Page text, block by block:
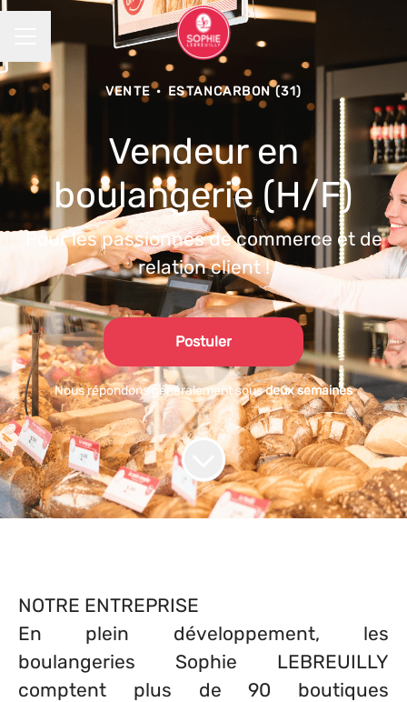
MENU CARRIÈRE
VENTE · ESTANCARBON (31)
Vendeur en
boulangerie (H/F)
Pour les passionnés de commerce et de
relation client !
Postuler
Nous répondons généralement sousdeux semaines
NOTRE ENTREPRISE
En plein développement, les
boulangeries Sophie LEBREUILLY
comptent plus de 90 boutiques